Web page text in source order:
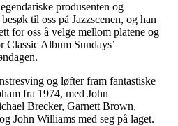
produsenten og
til oss på Jazzscenen, og han
for oss å velge mellom platene og
Classic Album Sundays’
og løfter fram fantastiske
fra 1974, med John
Brecker, Garnett Brown,
John Williams med seg på laget.